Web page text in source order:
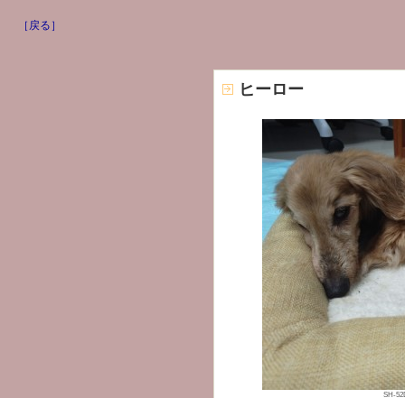
［戻る］
ヒーロー
SH-